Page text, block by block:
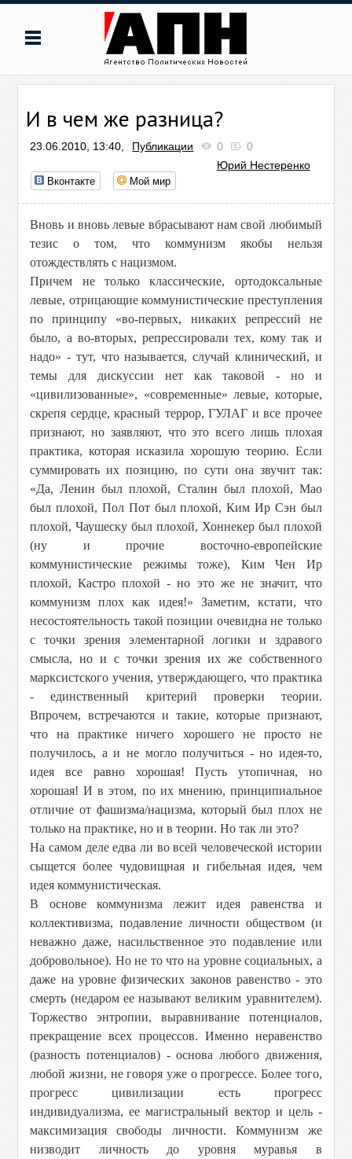
И в чем же разница?
23.06.2010, 13:40, Публикации 0
0
Юрий Нестеренко
Вконтакте Мой мир
Вновь и вновь левые вбрасывают нам свой любимый
тезис о том, что коммунизм якобы нельзя
отождествлять с нацизмом.
Причем не только классические, ортодоксальные
левые, отрицающие коммунистические преступления
по принципу «во-первых, никаких репрессий не
было, а во-вторых, репрессировали тех, кому так и
надо» - тут, что называется, случай клинический, и
темы для дискуссии нет как таковой - но и
«цивилизованные», «современные» левые, которые,
скрепя сердце, красный террор, ГУЛАГ и все прочее
признают, но заявляют, что это всего лишь плохая
практика, которая исказила хорошую теорию. Если
суммировать их позицию, по сути она звучит так:
«Да, Ленин был плохой, Сталин был плохой, Мао
был плохой, Пол Пот был плохой, Ким Ир Сэн был
плохой, Чаушеску был плохой, Хоннекер был плохой
(ну и прочие восточно-европейские
коммунистические режимы тоже), Ким Чен Ир
плохой, Кастро плохой - но это же не значит, что
коммунизм плох как идея!» Заметим, кстати, что
несостоятельность такой позиции очевидна не только
с точки зрения элементарной логики и здравого
смысла, но и с точки зрения их же собственного
марксистского учения, утверждающего, что практика
- единственный критерий проверки теории.
Впрочем, встречаются и такие, которые признают,
что на практике ничего хорошего не просто не
получилось, а и не могло получиться - но идея-то,
идея все равно хорошая! Пусть утопичная, но
хорошая! И в этом, по их мнению, принципиальное
отличие от фашизма/нацизма, который был плох не
только на практике, но и в теории. Но так ли это?
На самом деле едва ли во всей человеческой истории
сыщется более чудовищная и гибельная идея, чем
идея коммунистическая.
В основе коммунизма лежит идея равенства и
коллективизма, подавление личности обществом (и
неважно даже, насильственное это подавление или
добровольное). Но не то что на уровне социальных, а
даже на уровне физических законов равенство - это
смерть (недаром ее называют великим уравнителем).
Торжество энтропии, выравнивание потенциалов,
прекращение всех процессов. Именно неравенство
(разность потенциалов) - основа любого движения,
любой жизни, не говоря уже о прогрессе. Более того,
прогресс цивилизации есть прогресс
индивидуализма, ее магистральный вектор и цель -
максимизация свободы личности. Коммунизм же
низводит личность до уровня муравья в